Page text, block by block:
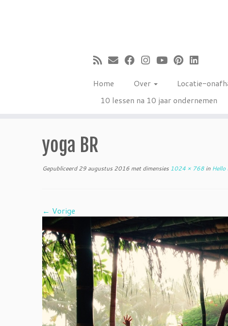
Home Over Locatie-
10 lessen na 10 jaar ondernemen
yoga BR
Gepubliceerd 29 augustus 2016 met dimensies 1024 × 768 in Hello
← Vorige